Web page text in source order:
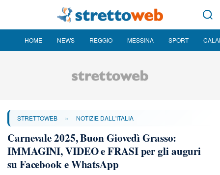
HOME NEWS REGGIO MESSINA SPORT
STRETTOWEB » NOTIZIE DALL'ITALIA
Carnevale 2025, Buon Giovedì Grasso:
IMMAGINI, VIDEO e FRASI per gli auguri
su Facebook e WhatsApp